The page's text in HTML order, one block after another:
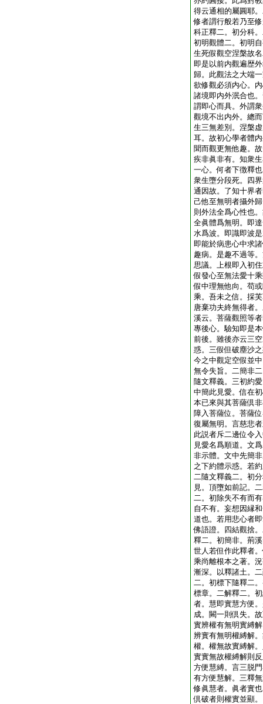
得云通相的屬圓耶
修者謂行般若乃至
科正釋二。初分科
初明觀體二。初明
生死假觀空涅槃故
即是以前内觀遍歴
歸。此觀法之大端
欲修觀必須内心。
諸境即内外泯合也
謂即心而具。外謂
觀境不出内外。總
生三無差別。涅槃
耳。故初心學者體
聞而觀更無他趣。
疾非眞非有。知衆
一心。何者下徴釋
衆生墮分段死。四
通因故。了知十界
己他至無明者攝外
則外法全爲心性也
全眞體爲無明。即
水爲波。即識即波
即能於病患心中求
趣病。是趣不過等
思議。上根即入初
假發心至無法愛十
假中理無他向。苟
乘。吾未之信。採
唐棄功夫終無得者
溪云。菩薩觀照等
專後心。驗知即是
前後。雖後亦云三
惑。三假但破塵沙
今之中觀定空假並
無令失旨。二簡非
隨文釋義。三初約
中簡此見愛。信在
本已來與其菩薩倶
障入菩薩位。菩薩
復屬無明。言慈悲
此説者斥二邊位令
見愛名爲順道。文
非示體。文中先簡
之下約體示惑。若
二隨文釋義二。初
見。頂墮如前記。
二。初除失不有而
自不有。妄想因縁
道也。若用悲心者
佛語證。四結觀捨
釋二。初簡非。荊
世人若但作此釋者
乘尚離根本之著。
漸深。以釋諸土。
二。初標下隨釋二
標章。二解釋二。
者。慧即實慧方便
成。闕一則倶失。
實辨權有無明實縛
辨實有無明權縛解
權。權無故實縛解
實實無故權縛解則
方便慧縛。言三脱
有方便慧解。三釋
修眞慧者。眞者實
倶破者則權實並顯